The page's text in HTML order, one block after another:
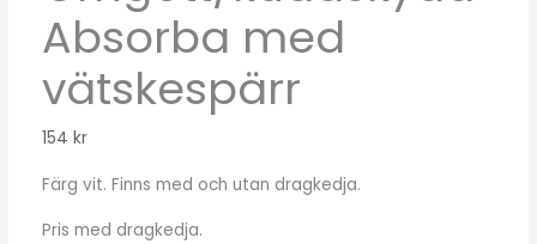
Absorba med
vätskespärr
154 kr
Färg vit. Finns med och utan dragkedja.
Pris med dragkedja.